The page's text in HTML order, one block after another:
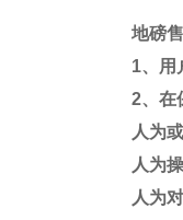
地磅
1、用
2、在
人为
人为
人为